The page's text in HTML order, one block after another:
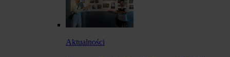
Aktualności